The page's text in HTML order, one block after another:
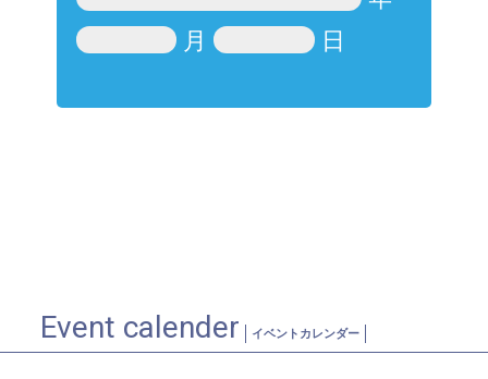
月
日
Event calender イベントカレンダー